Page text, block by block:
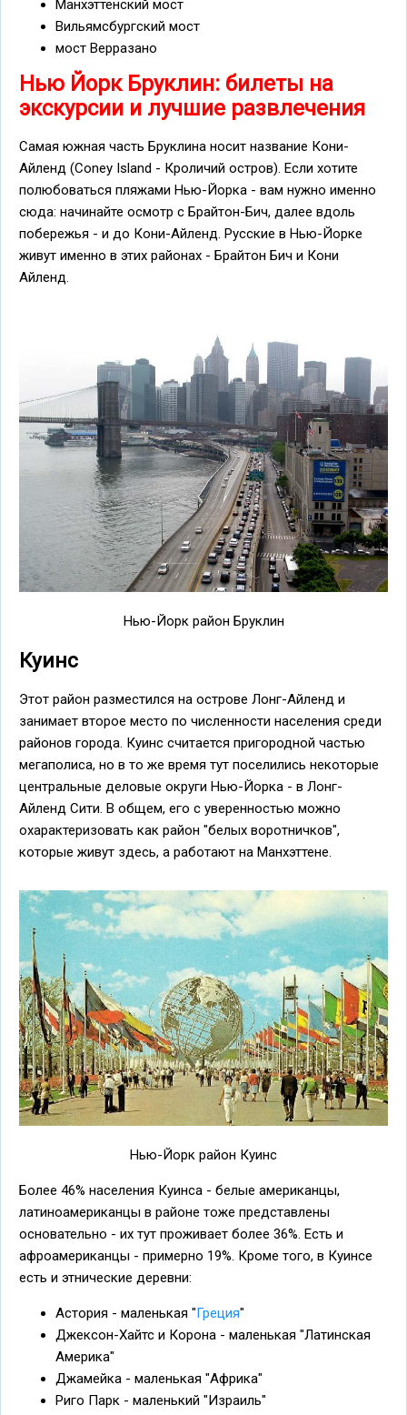
Манхэттенский мост
Вильямсбургский мост
мост Верразано
Нью Йорк Бруклин: билеты на
экскурсии и лучшие развлечения
Самая южная часть Бруклина носит название Кони-
Айленд (Coney Island - Кроличий остров). Если хотите
полюбоваться пляжами Нью-Йорка - вам нужно именно
сюда: начинайте осмотр с Брайтон-Бич, далее вдоль
побережья - и до Кони-Айленд. Русские в Нью-Йорке
живут именно в этих районах - Брайтон Бич и Кони
Айленд.
Нью-Йорк район Бруклин
Куинс
Этот район разместился на острове Лонг-Айленд и
занимает второе место по численности населения среди
районов города. Куинс считается пригородной частью
мегаполиса, но в то же время тут поселились некоторые
центральные деловые округи Нью-Йорка - в Лонг-
Айленд Сити. В общем, его с уверенностью можно
охарактеризовать как район "белых воротничков",
которые живут здесь, а работают на Манхэттене.
Нью-Йорк район Куинс
Более 46% населения Куинса - белые американцы,
латиноамериканцы в районе тоже представлены
основательно - их тут проживает более 36%. Есть и
афроамериканцы - примерно 19%. Кроме того, в Куинсе
есть и этнические деревни:
Астория - маленькая "Греция"
Джексон-Хайтс и Корона - маленькая "Латинская
Америка"
Джамейка - маленькая "Африка"
Риго Парк - маленький "Израиль"